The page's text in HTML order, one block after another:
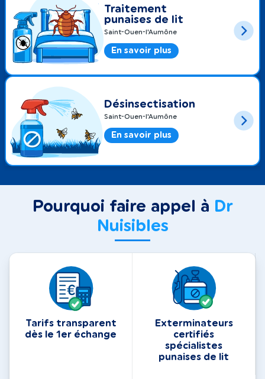
Traitement
punaises de lit
Saint-Ouen-l'Aumône
En savoir plus
Désinsectisation
Saint-Ouen-l'Aumône
En savoir plus
Pourquoi faire appel à Dr
Nuisibles
Tarifs transparent
dès le 1er échange
Exterminateurs
certifiés
spécialistes
punaises de lit